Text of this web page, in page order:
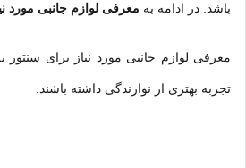
باشد. در ادامه به معرفی لوازم جانبی مورد
معرفی لوازم جانبی مورد نیاز برای سنتور
تجربه بهتری از نوازندگی داشته باشند.